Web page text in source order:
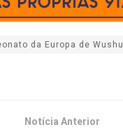
da Europa de Wushu
Notícia Anterior